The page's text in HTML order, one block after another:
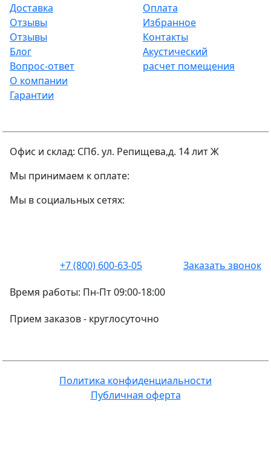
Доставка
Отзывы
Оплата
Избранное
Отзывы
Блог
Вопрос-ответ
О компании
Гарантии
Контакты
Акустический
расчет помещения
Офис и склад: СПб. ул. Репищева,д. 14 лит Ж
Мы принимаем к оплате:
Мы в социальных сетях:
+7 (800) 600-63-05
Заказать звонок
Время работы: Пн-Пт 09:00-18:00
Прием заказов - круглосуточно
Политика конфиденциальности
Публичная оферта